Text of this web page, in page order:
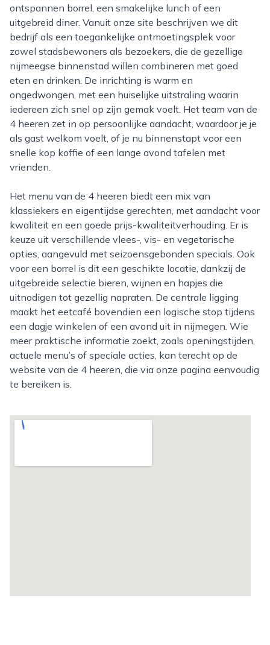
ontspannen borrel, een smakelijke lunch of een
uitgebreid diner. Vanuit onze site beschrijven we dit
bedrijf als een toegankelijke ontmoetingsplek voor
zowel stadsbewoners als bezoekers, die de gezellige
nijmeegse binnenstad willen combineren met goed
eten en drinken. De inrichting is warm en
ongedwongen, met een huiselijke uitstraling waarin
iedereen zich snel op zijn gemak voelt. Het team van de
4 heeren zet in op persoonlijke aandacht, waardoor je je
als gast welkom voelt, of je nu binnenstapt voor een
snelle kop koffie of een lange avond tafelen met
vrienden.
Het menu van de 4 heeren biedt een mix van
klassiekers en eigentijdse gerechten, met aandacht voor
kwaliteit en een goede prijs-kwaliteitverhouding. Er is
keuze uit verschillende vlees-, vis- en vegetarische
opties, aangevuld met seizoensgebonden specials. Ook
voor een borrel is dit een geschikte locatie, dankzij de
uitgebreide selectie bieren, wijnen en hapjes die
uitnodigen tot gezellig napraten. De centrale ligging
maakt het eetcafé bovendien een logische stop tijdens
een dagje winkelen of een avond uit in nijmegen. Wie
meer praktische informatie zoekt, zoals openingstijden,
actuele menu’s of speciale acties, kan terecht op de
website van de 4 heeren, die via onze pagina eenvoudig
te bereiken is.